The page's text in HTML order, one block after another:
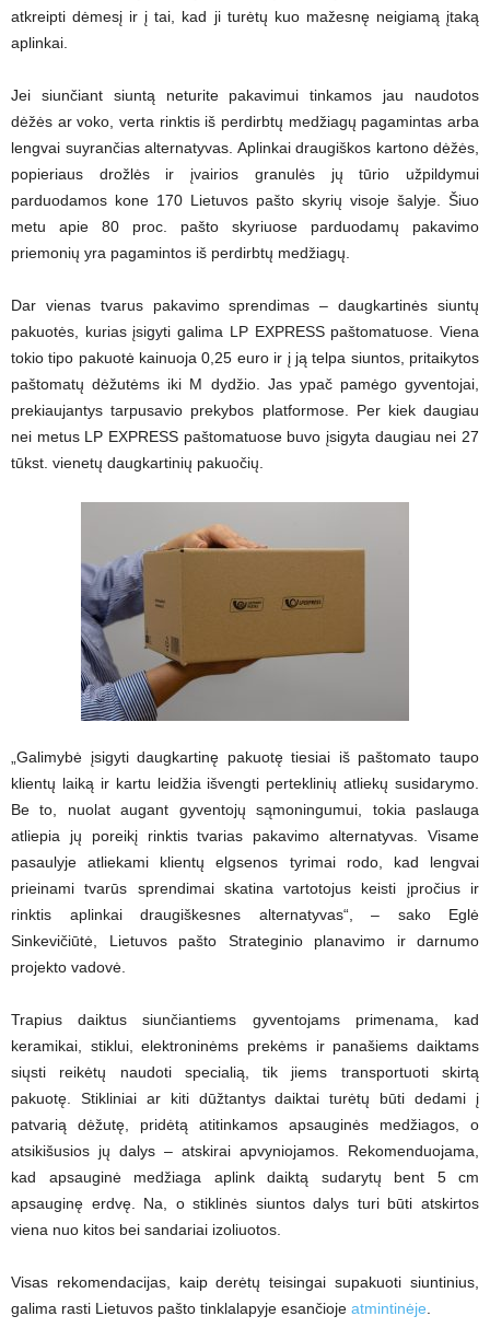
atkreipti dėmesį ir į tai, kad ji turėtų kuo mažesnę neigiamą įtaką
aplinkai.
Jei siunčiant siuntą neturite pakavimui tinkamos jau naudotos
dėžės ar voko, verta rinktis iš perdirbtų medžiagų pagamintas arba
lengvai suyrančias alternatyvas. Aplinkai draugiškos kartono dėžės,
popieriaus drožlės ir įvairios granulės jų tūrio užpildymui
parduodamos kone 170 Lietuvos pašto skyrių visoje šalyje. Šiuo
metu apie 80 proc. pašto skyriuose parduodamų pakavimo
priemonių yra pagamintos iš perdirbtų medžiagų.
Dar vienas tvarus pakavimo sprendimas – daugkartinės siuntų
pakuotės, kurias įsigyti galima LP EXPRESS paštomatuose. Viena
tokio tipo pakuotė kainuoja 0,25 euro ir į ją telpa siuntos, pritaikytos
paštomatų dėžutėms iki M dydžio. Jas ypač pamėgo gyventojai,
prekiaujantys tarpusavio prekybos platformose. Per kiek daugiau
nei metus LP EXPRESS paštomatuose buvo įsigyta daugiau nei 27
tūkst. vienetų daugkartinių pakuočių.
„Galimybė įsigyti daugkartinę pakuotę tiesiai iš paštomato taupo
klientų laiką ir kartu leidžia išvengti perteklinių atliekų susidarymo.
Be to, nuolat augant gyventojų sąmoningumui, tokia paslauga
atliepia jų poreikį rinktis tvarias pakavimo alternatyvas. Visame
pasaulyje atliekami klientų elgsenos tyrimai rodo, kad lengvai
prieinami tvarūs sprendimai skatina vartotojus keisti įpročius ir
rinktis aplinkai draugiškesnes alternatyvas“, – sako Eglė
Sinkevičiūtė, Lietuvos pašto Strateginio planavimo ir darnumo
projekto vadovė.
Trapius daiktus siunčiantiems gyventojams primenama, kad
keramikai, stiklui, elektroninėms prekėms ir panašiems daiktams
siųsti reikėtų naudoti specialią, tik jiems transportuoti skirtą
pakuotę. Stikliniai ar kiti dūžtantys daiktai turėtų būti dedami į
patvarią dėžutę, pridėtą atitinkamos apsauginės medžiagos, o
atsikišusios jų dalys – atskirai apvyniojamos. Rekomenduojama,
kad apsauginė medžiaga aplink daiktą sudarytų bent 5 cm
apsauginę erdvę. Na, o stiklinės siuntos dalys turi būti atskirtos
viena nuo kitos bei sandariai izoliuotos.
Visas rekomendacijas, kaip derėtų teisingai supakuoti siuntinius,
galima rasti Lietuvos pašto tinklalapyje esančioje atmintinėje